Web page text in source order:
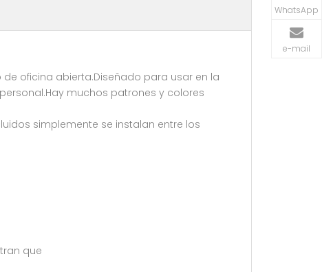
de oficina abierta.Diseñado para usar en la
muchos patrones y colores
simplemente se instalan entre los
que
WhatsApp
e-mail